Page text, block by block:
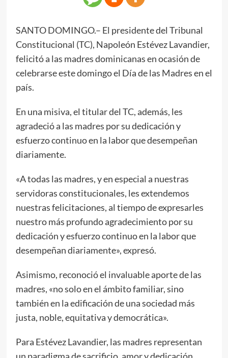
SANTO DOMINGO.– El presidente del Tribunal
Constitucional (TC), Napoleón Estévez Lavandier,
felicitó a las madres dominicanas en ocasión de
celebrarse este domingo el Día de las Madres en el
país.
En una misiva, el titular del TC, además, les
agradeció a las madres por su dedicación y
esfuerzo continuo en la labor que desempeñan
diariamente.
«A todas las madres, y en especial a nuestras
servidoras constitucionales, les extendemos
nuestras felicitaciones, al tiempo de expresarles
nuestro más profundo agradecimiento por su
dedicación y esfuerzo continuo en la labor que
desempeñan diariamente», expresó.
Asimismo, reconoció el invaluable aporte de las
madres, «no solo en el ámbito familiar, sino
también en la edificación de una sociedad más
justa, noble, equitativa y democrática».
Para Estévez Lavandier, las madres representan
un paradigma de sacrificio, amor y dedicación,